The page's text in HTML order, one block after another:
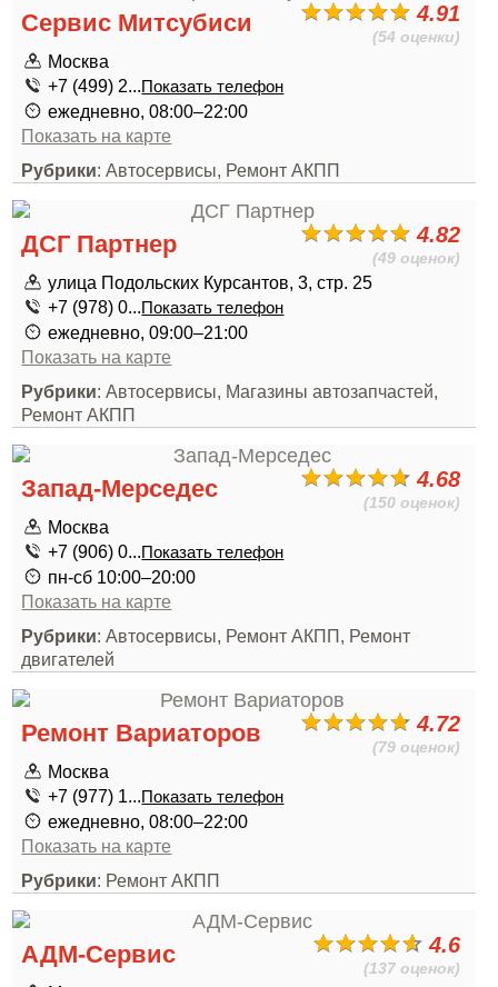
4.91
(54 оценки)
Сервис Митсубиси
Москва
+7 (499) 2...Показать телефон
ежедневно, 08:00–22:00
Показать на карте
Рубрики: Автосервисы, Ремонт АКПП
4.82
(49 оценок)
ДСГ Партнер
улица Подольских Курсантов, 3, стр. 25
+7 (978) 0...Показать телефон
ежедневно, 09:00–21:00
Показать на карте
Рубрики: Автосервисы, Магазины автозапчастей,
Ремонт АКПП
4.68
(150 оценок)
Запад-Мерседес
Москва
+7 (906) 0...Показать телефон
пн-сб 10:00–20:00
Показать на карте
Рубрики: Автосервисы, Ремонт АКПП, Ремонт
двигателей
4.72
(79 оценок)
Ремонт Вариаторов
Москва
+7 (977) 1...Показать телефон
ежедневно, 08:00–22:00
Показать на карте
Рубрики: Ремонт АКПП
4.6
(137 оценок)
АДМ-Сервис